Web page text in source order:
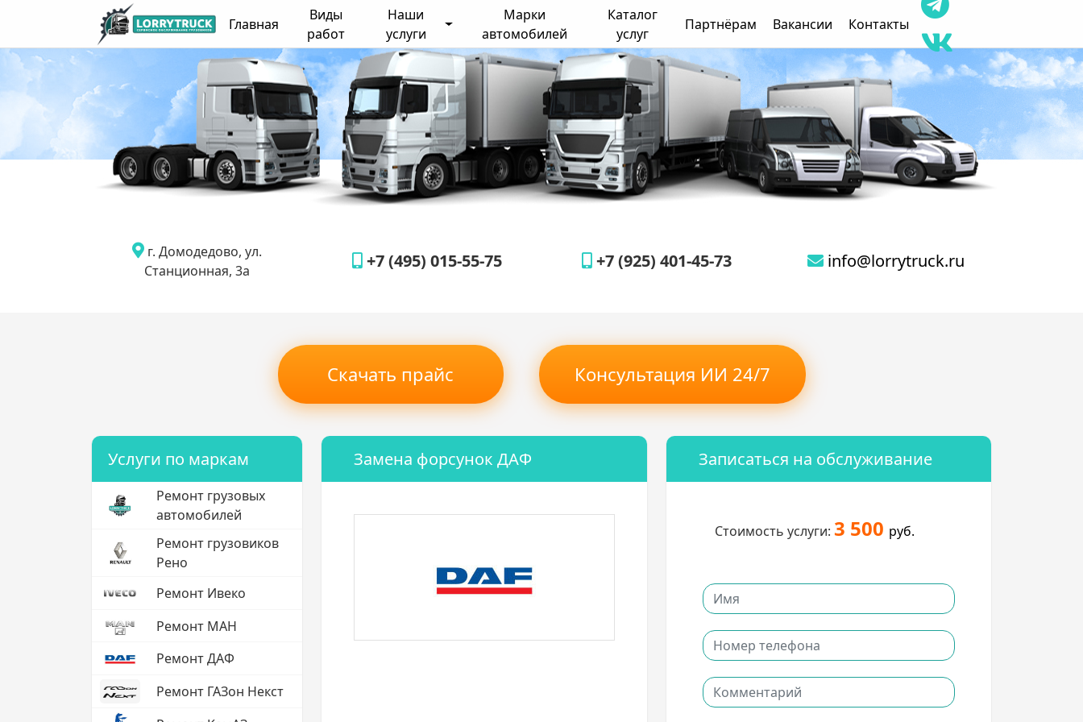
Главная
Виды
работ
Наши
услуги
Марки
автомобилей
Каталог
услуг
Партнёрам Вакансии Контакты
г. Домодедово, ул.
Станционная, 3а
+7 (495) 015-55-75 +7 (925) 401-45-73 info@lorrytruck.ru
Скачать прайс Консультация ИИ 24/7
Услуги по маркам
Ремонт грузовых
автомобилей
Ремонт грузовиков
Рено
Ремонт Ивеко
Ремонт МАН
Ремонт ДАФ
Ремонт ГАЗон Некст
Замена форсунок ДАФ Записаться на обслуживание
Стоимость услуги: 3 500 руб.